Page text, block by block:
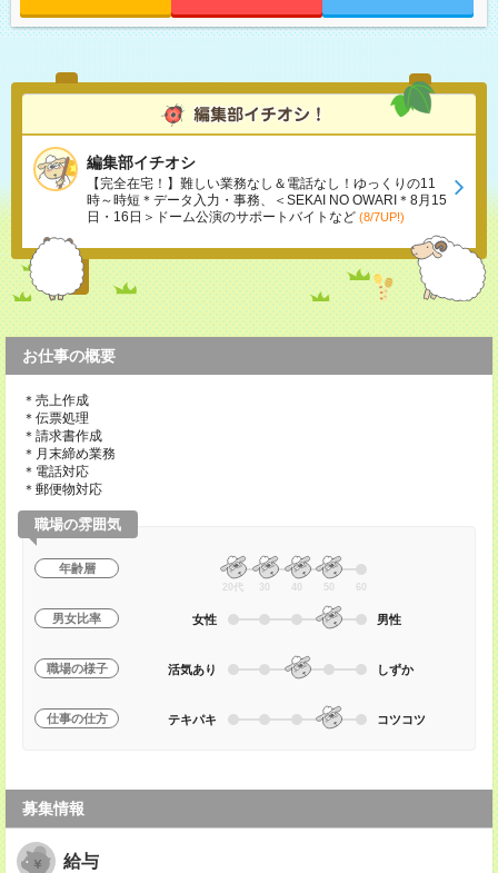
編集部イチオシ
【完全在宅！】難しい業務なし＆電話なし！ゆっくりの11
時～時短＊データ入力・事務、＜SEKAI NO OWARI＊8月15
日・16日＞ドーム公演のサポートバイトなど (8/7UP!)
お仕事の概要
＊売上作成
＊伝票処理
＊請求書作成
＊月末締め業務
＊電話対応
＊郵便物対応
職場の雰囲気
年齢層
20代 30 40 50 60
男女比率 女性 男性
職場の様子 活気あり しずか
仕事の仕方 テキパキ コツコツ
募集情報
給与